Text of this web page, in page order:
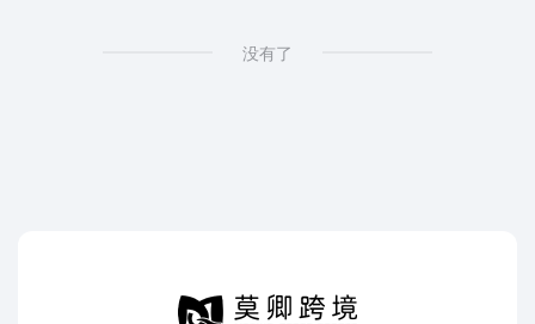
没有了